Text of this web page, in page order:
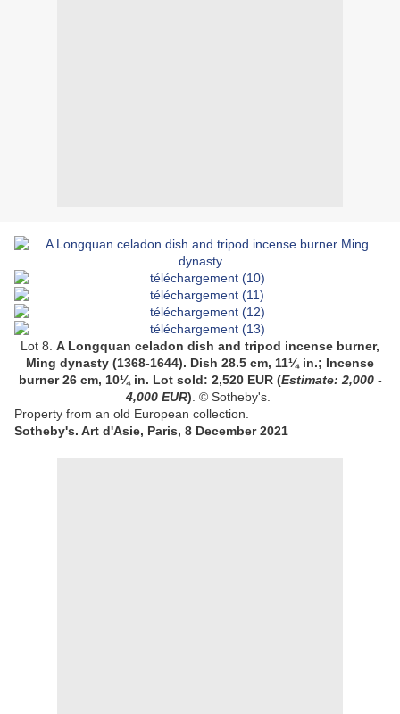
Lot 8. A Longquan celadon dish and tripod incense burner,
Ming dynasty (1368-1644). Dish 28.5 cm, 11¼ in.; Incense
burner 26 cm, 10¼ in. Lot sold: 2,520 EUR (Estimate: 2,000 -
4,000 EUR) © Sotheby's.
Property from an old European collection.
Sotheby's. Art d'Asie, Paris, 8 December 2021